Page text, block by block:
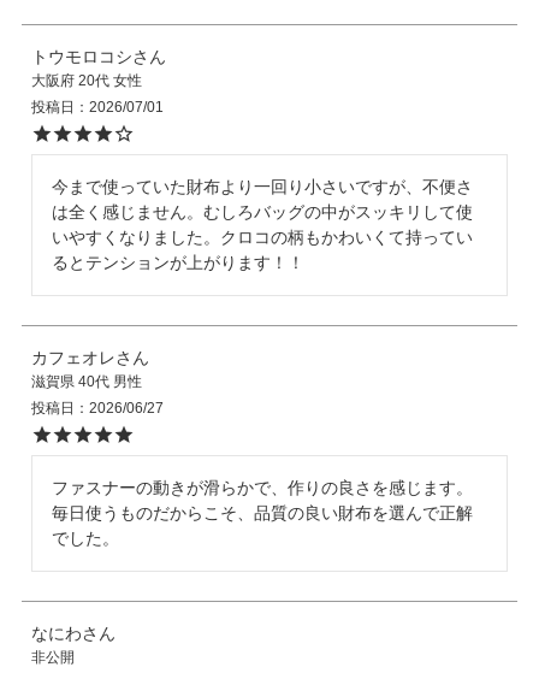
トウモロコシ
大阪府 20代 女性
投稿日
2026/07/01
今まで使っていた財布より一回り小さいですが、不便さ
は全く感じません。むしろバッグの中がスッキリして使
いやすくなりました。クロコの柄もかわいくて持ってい
るとテンションが上がります！！
カフェオレ
滋賀県 40代 男性
投稿日
2026/06/27
ファスナーの動きが滑らかで、作りの良さを感じます。
毎日使うものだからこそ、品質の良い財布を選んで正解
でした。
なにわ
非公開